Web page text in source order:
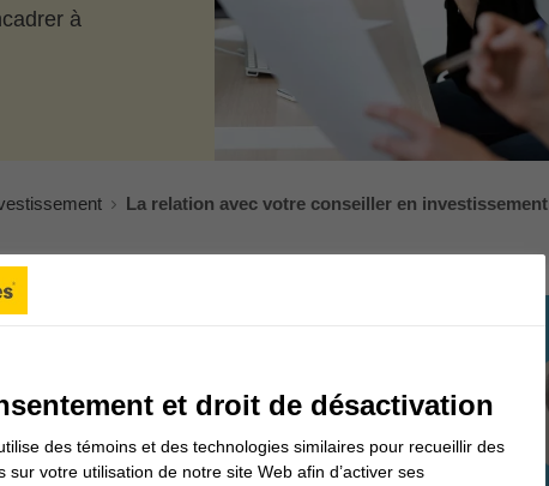
à
La relation avec votre conseiller en investissement
et dans
inspirés de vos rêves.
et droit de désactivation
des témoins et des technologies similaires pour recueillir des
sur votre utilisation de notre site Web afin d’activer ses